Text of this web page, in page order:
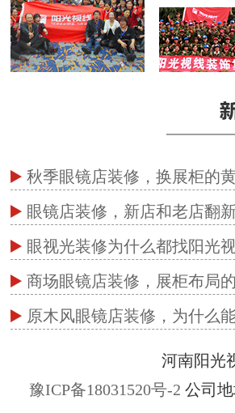
秋季眼镜店装修，换展柜的
眼镜店装修，新店和老店翻
眼视光装修为什么都找阳光
商场眼镜店装修，展柜布局
原木风眼镜店装修，为什么
河南阳光
豫ICP备18031520号-2 公司